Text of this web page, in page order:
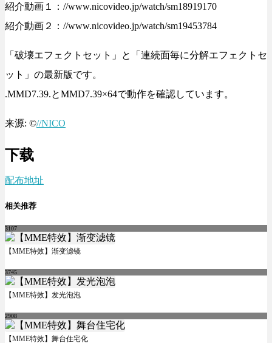
紹介動画１：//www.nicovideo.jp/watch/sm18919170
紹介動画２：//www.nicovideo.jp/watch/sm19453784
「破壊エフェクトセット」と「連続面毎に分解エフェクトセ
ット」の最新版です。
.MMD7.39.とMMD7.39×64で動作を確認しています。
来源: ©//NICO
下载
配布地址
相关推荐
3107
【MME特效】渐变滤镜
3745
【MME特效】发光泡泡
2908
【MME特效】舞台住宅化